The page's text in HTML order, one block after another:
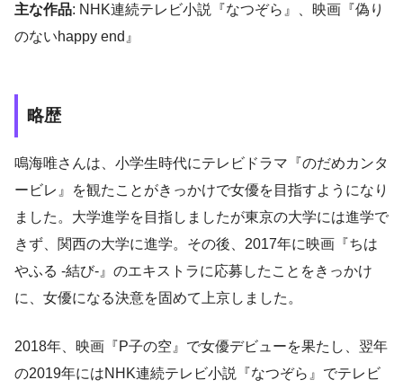
主な作品: NHK連続テレビ小説『なつぞら』、映画『偽り
のないhappy end』
略歴
鳴海唯さんは、小学生時代にテレビドラマ『のだめカンタ
ービレ』を観たことがきっかけで女優を目指すようになり
ました。大学進学を目指しましたが東京の大学には進学で
きず、関西の大学に進学。その後、2017年に映画『ちは
やふる -結び-』のエキストラに応募したことをきっかけ
に、女優になる決意を固めて上京しました。
2018年、映画『P子の空』で女優デビューを果たし、翌年
の2019年にはNHK連続テレビ小説『なつぞら』でテレビ